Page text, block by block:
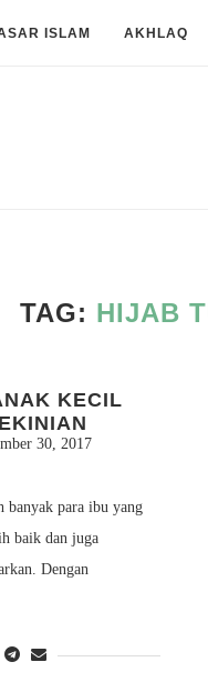
ISLAM AKHLAQ
TAG: HIJAB
KECIL
30, 2017
banyak para ibu yang
baik dan juga
Dengan